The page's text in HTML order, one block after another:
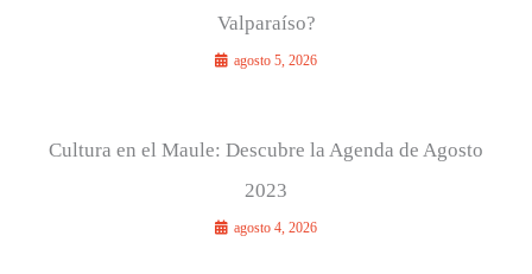
Valparaíso?
agosto 5, 2026
Cultura en el Maule: Descubre la Agenda de Agosto
2023
agosto 4, 2026